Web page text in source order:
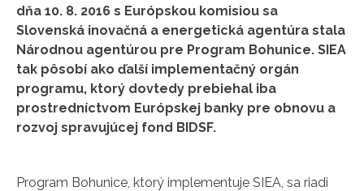
dňa 10. 8. 2016 s Európskou komisiou sa
Slovenská inovačná a energetická agentúra stala
Národnou agentúrou pre Program Bohunice. SIEA
tak pôsobí ako ďalší implementačný orgán
programu, ktorý dovtedy prebiehal iba
prostredníctvom Európskej banky pre obnovu a
rozvoj spravujúcej fond BIDSF.
Program Bohunice, ktorý implementuje SIEA, sa riadi